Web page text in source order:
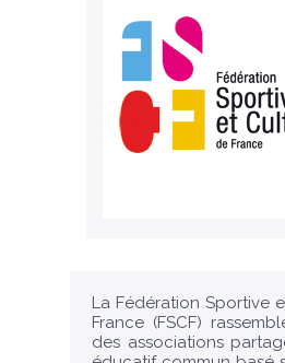
La Fédération Sportive
France (FSCF)
des associations